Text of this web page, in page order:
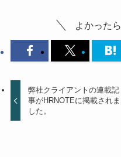
よかった
弊社クライアントの連載記
事がHRNOTEに掲載されま
した。